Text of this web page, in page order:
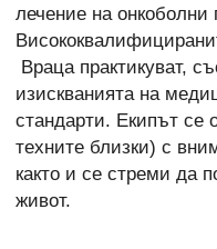
лечение на онкоболни
Враца практикуват,
изискванията на
стандарти. Екипът се
техните близки) с
както и се стреми да
живот.